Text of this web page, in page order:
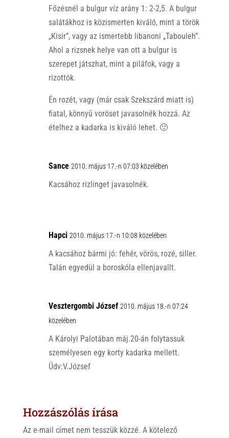
Főzésnél a bulgur víz arány 1: 2-2,5. A bulgur
salátákhoz is közismerten kiváló, mint a török
„Kisir”, vagy az ismertebb libanoni „Tabouleh”.
Ahol a rizsnek helye van ott a bulgur is
szerepet játszhat, mint a piláfok, vagy a
rizottók.
Én rozét, vagy (már csak Szekszárd miatt is)
fiatal, könnyű voröset javasolnék hozzá. Az
ételhez a kadarka is kiváló lehet. 🙂
Sance 2010. május 17.-n 07:03 közelében
Kacsához rizlinget javasolnék.
Hapci 2010. május 17.-n 10:08 közelében
A kacsához bármi jó: fehér, vörös, rozé, siller.
Talán egyedül a boroskóla ellenjavallt.
Vesztergombi József 2010. május 18.-n 07:24
közelében
A Károlyi Palotában máj.20-án folytassuk
személyesen egy korty kadarka mellett.
Üdv:V.József
Hozzászólás írása
Az e-mail címet nem tesszük közzé. A kötelező